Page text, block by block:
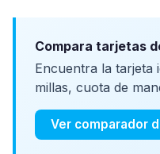
Compara tarjetas
Encuentra la tarjeta
millas, cuota de
Ver comparador